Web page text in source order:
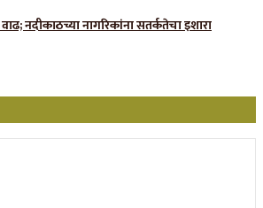
नदीकाठच्या नागरिकांना सतर्कतेचा इशारा